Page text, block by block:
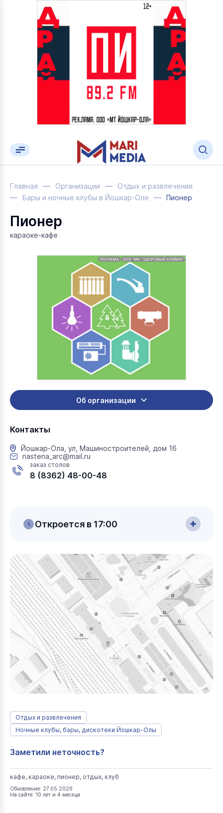
Главная Организации
Отдых и развлечения
Бары и ночные клубы в Йошкар-Оле
Пионер
Пионер
караоке-кафе
Об организации
Контакты
Йошкар-Ола, ул, Машиностроителей, дом 16
nastena_arc@mail.ru
заказ столов
8 (8362) 48-00-48
Откроется в 17:00
Отдых и развлечения
Ночные клубы, бары, дискотеки Йошкар-Олы
Заметили неточность?
кафе, караоке, пионер, отдых, клуб
Обновление: 27.05.2026
На сайте: 10 лет и 4 месяца